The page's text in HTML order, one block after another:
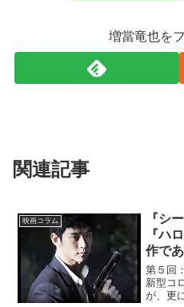
増當竜也を
関連記事
映画コラム
『シ
『ハ
作で
第５回
新型コ
が、更